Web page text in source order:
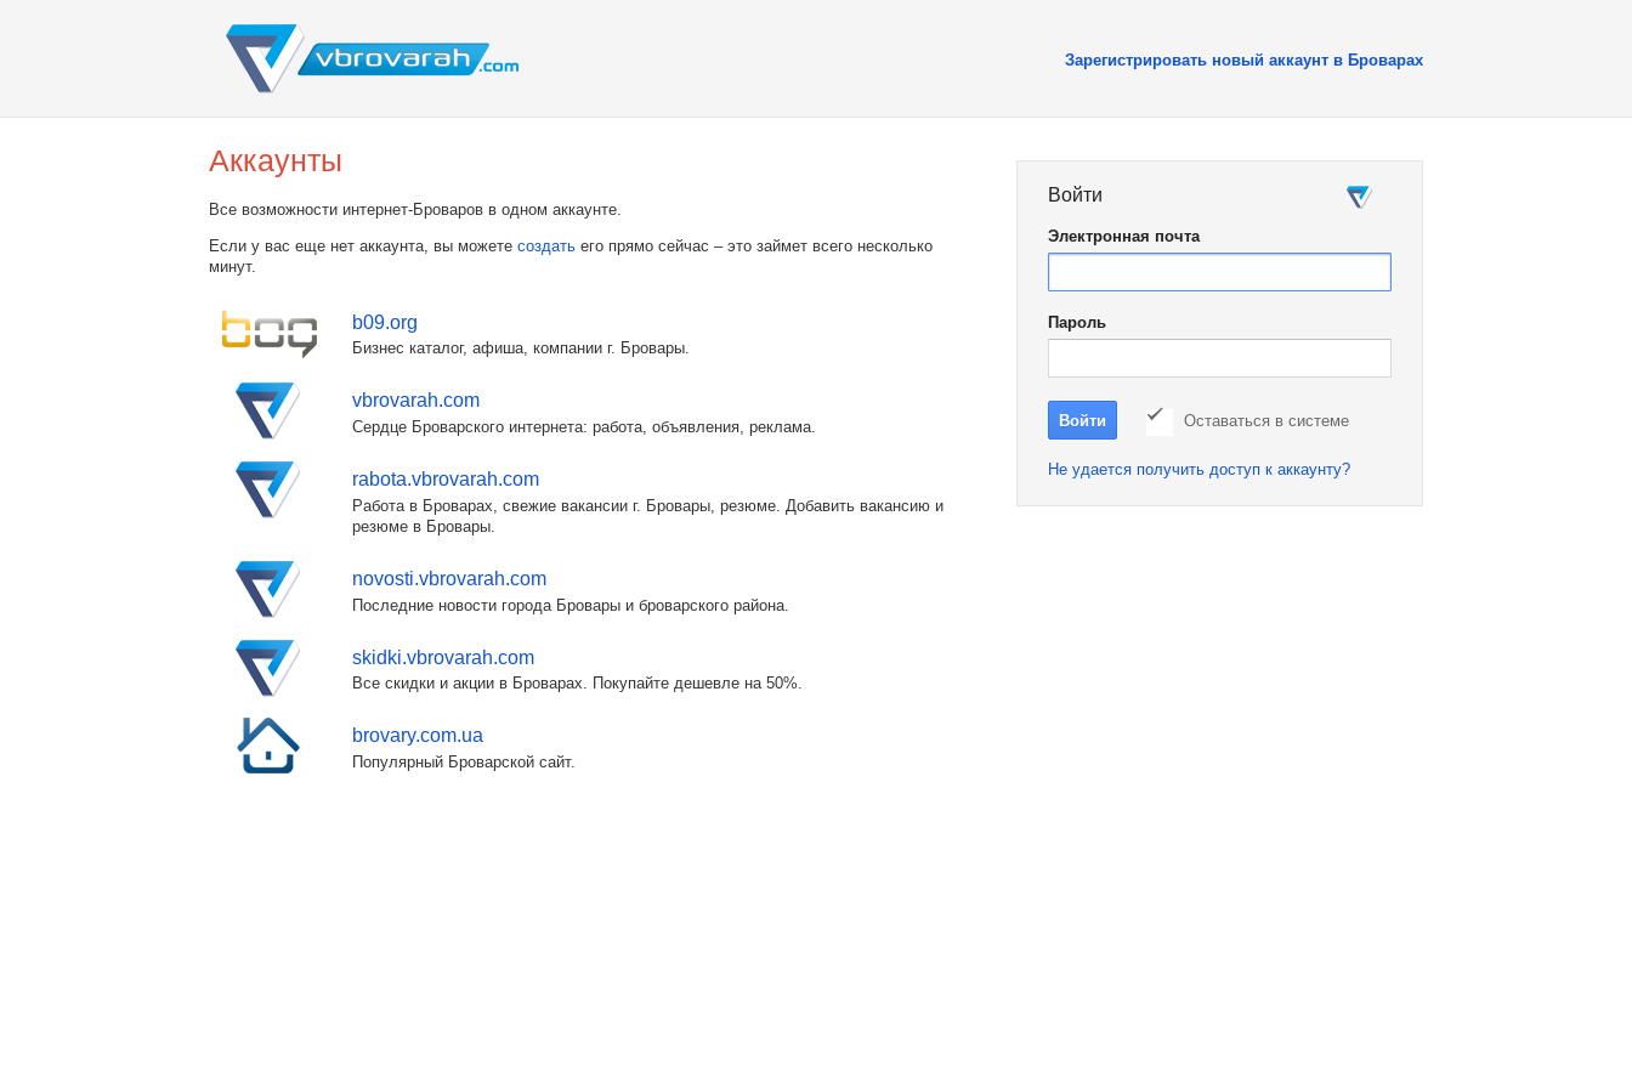
Зарегистрировать новый аккаунт в Броварах
Войти
Электронная почта
Пароль
Оставаться в системе
Не удается получить доступ к аккаунту?
Аккаунты
Все возможности интернет-Броваров в одном аккаунте.
Если у вас еще нет аккаунта, вы можете создать его прямо сейчас – это займет всего несколько
минут.
b09.org
Бизнес каталог, афиша, компании г. Бровары.
vbrovarah.com
Сердце Броварского интернета: работа, объявления, реклама.
rabota.vbrovarah.com
Работа в Броварах, свежие вакансии г. Бровары, резюме. Добавить вакансию и
резюме в Бровары.
novosti.vbrovarah.com
Последние новости города Бровары и броварского района.
skidki.vbrovarah.com
Все скидки и акции в Броварах. Покупайте дешевле на 50%.
brovary.com.ua
Популярный Броварской сайт.